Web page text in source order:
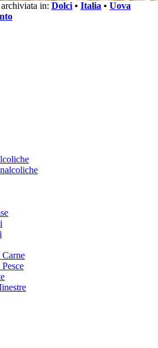
in: Dolci • Italia • Uova
Carne